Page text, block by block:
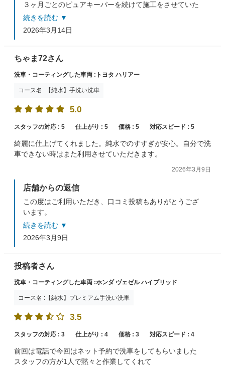
３ヶ月ごとのピュアキーパーを続けて施工をさせていた
だいていますので、とてもキレイで滑らかなツヤ感が出
ていますよね(^^♪
今後ともよろしくお願いいたします。
続きを読む ▼
2026年3月14日
ちゃま72さん
洗車・コーティングした車両 :トヨタ ハリアー
コース名 :【純水】手洗い洗車
5.0
スタッフの対応 : 5 仕上がり : 5 価格 : 5 対応スピード : 5
綺麗に仕上げてくれました。純水でのすすぎが安心。自分で洗
車できない時はまた利用させていただきます。
2026年3月9日
店舗からの返信
この度はご利用いただき、口コミ投稿もありがとうござ
います。
仕上りにご満足いただけて嬉しいです(^^♪
今後も丁寧な作業を心がけてまいります。
またのご来店をお待ちしております。
続きを読む ▼
2026年3月9日
投稿者さん
洗車・コーティングした車両 :ホンダ ヴェゼル ハイブリッド
コース名 :【純水】プレミアム手洗い洗車
3.5
スタッフの対応 : 3 仕上がり : 4 価格 : 3 対応スピード : 4
前回は電話で今回はネット予約で洗車をしてもらいました
スタッフの方が1人で黙々と作業してくれて